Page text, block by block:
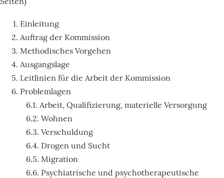
Einleitung
Auftrag der Kommission
Methodisches Vorgehen
Ausgangslage
Leitlinien für die Arbeit der Kommission
Problemlagen
6.1. Arbeit, Qualifizierung, materielle Versorgung
6.2. Wohnen
6.3. Verschuldung
6.4. Drogen und Sucht
6.5. Migration
6.6. Psychiatrische und psychotherapeutische